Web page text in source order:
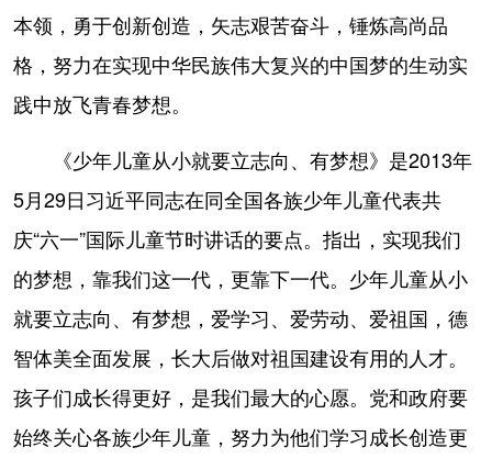
本领，勇于创新创造，矢志艰苦奋斗，锤炼高尚品
格，努力在实现中华民族伟大复兴的中国梦的生动实
践中放飞青春梦想。
《少年儿童从小就要立志向、有梦想》是2013年
5月29日习近平同志在同全国各族少年儿童代表共
庆“六一”国际儿童节时讲话的要点。指出，实现我们
的梦想，靠我们这一代，更靠下一代。少年儿童从小
就要立志向、有梦想，爱学习、爱劳动、爱祖国，德
智体美全面发展，长大后做对祖国建设有用的人才。
孩子们成长得更好，是我们最大的心愿。党和政府要
始终关心各族少年儿童，努力为他们学习成长创造更